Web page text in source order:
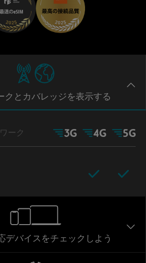
クとカバレッジを表示する
ーク
デバイスをチェックしよう